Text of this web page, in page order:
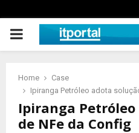
PRIMARY
Home
Case
Ipiranga Petróleo adota
Ipiranga
de NFe da Config